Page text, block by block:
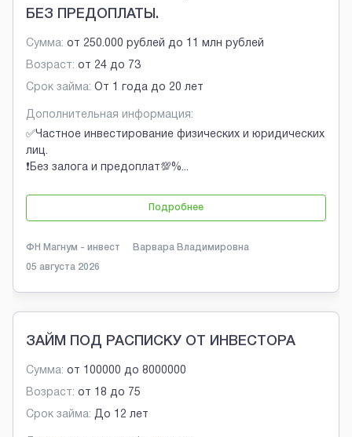
БЕЗ ПРЕДОПЛАТЫ.
Сумма: от 250.000 рублей до 11 млн рублей
Возраст: от 24 до 73
Срок займа: От 1 года до 20 лет
Дополнительная информация:
✅Частное инвестирование физических и юридических
лиц.
❗Без залога и предоплат💯%...
Подробнее
ФН Магнум - инвест Варвара Владимировна
05 августа 2026
ЗАЙМ ПОД РАСПИСКУ ОТ ИНВЕСТОРА
Сумма: от 100000 до 8000000
Возраст: от 18 до 75
Срок займа: До 12 лет